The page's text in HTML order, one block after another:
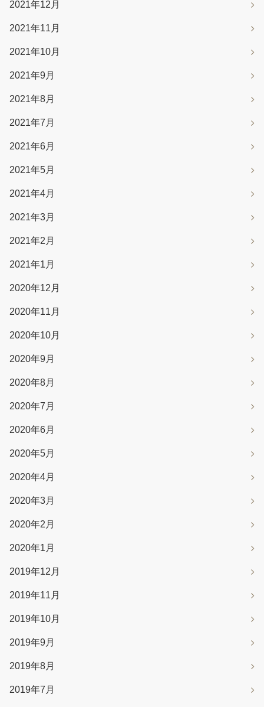
2021年12月
2021年11月
2021年10月
2021年9月
2021年8月
2021年7月
2021年6月
2021年5月
2021年4月
2021年3月
2021年2月
2021年1月
2020年12月
2020年11月
2020年10月
2020年9月
2020年8月
2020年7月
2020年6月
2020年5月
2020年4月
2020年3月
2020年2月
2020年1月
2019年12月
2019年11月
2019年10月
2019年9月
2019年8月
2019年7月